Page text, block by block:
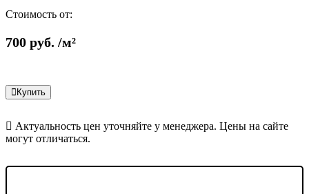
Стоимость от:
700 руб. /м²
Купить
Актуальность цен уточняйте у менеджера. Цены на сайте
могут отличаться.